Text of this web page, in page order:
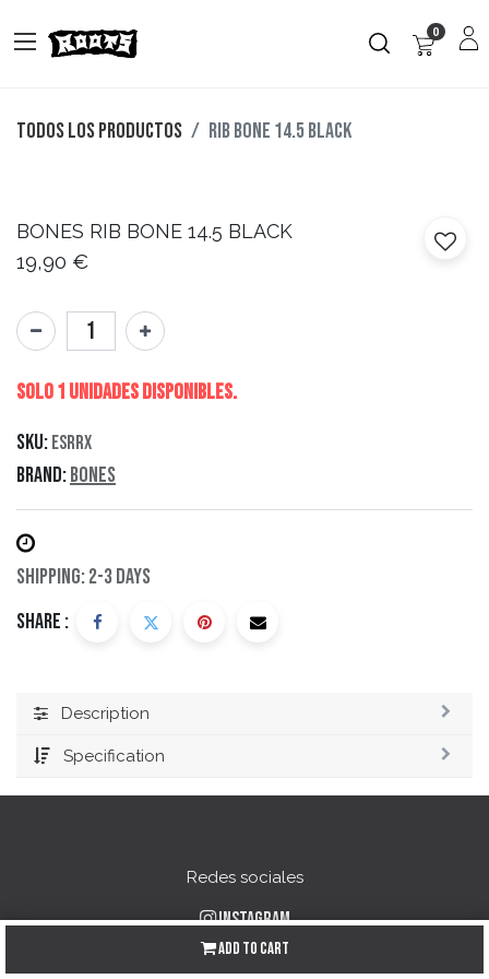
0
Todos los productos RIB BONE 14.5 BLACK
BONES RIB BONE 14.5 BLACK
19,90 €
Add to Cart
Solo 1 Unidades disponibles.
SKU: ESRRX
Brand:Bones
Shipping: 2-3 Days
Share :
Description
Specification
Redes sociales
Instagram
Facebook
YouTube